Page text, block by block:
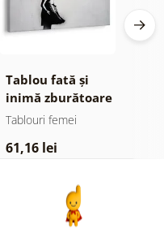
Tablou fată și
inimă zburătoare
Tablouri femei
61,16 lei